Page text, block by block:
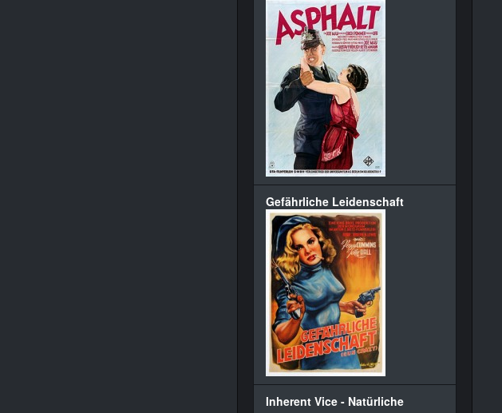
Gefährliche Leidenschaft
Inherent Vice - Natürliche